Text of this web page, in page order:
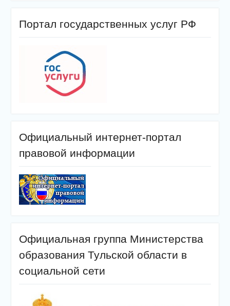
Портал государственных услуг РФ
Официальный интернет-портал
правовой информации
Официальная группа Министерства
образования Тульской области в
социальной сети